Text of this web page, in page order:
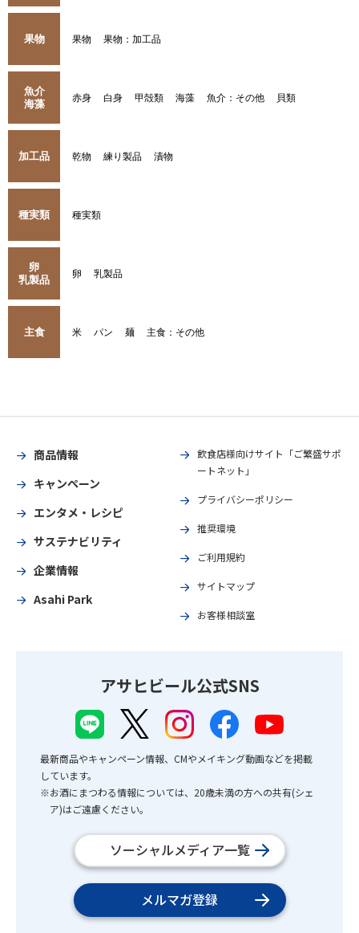
果物 果物 果物：加工品
魚介
海藻
赤身 白身 甲殻類 海藻 魚介：その他 貝類
加工品 乾物 練り製品 漬物
種実類 種実類
卵
乳製品
卵 乳製品
主食 米 パン 麺 主食：その他
商品情報
キャンペーン
エンタメ・レシピ
サステナビリティ
企業情報
Asahi Park
飲食店様向けサイト「ご繁盛サポ
ートネット」
プライバシーポリシー
推奨環境
ご利用規約
サイトマップ
お客様相談室
アサヒビール公式SNS
最新商品やキャンペーン情報、CMやメイキング動画などを掲載
しています。
※お酒にまつわる情報については、20歳未満の方への共有(シェ
ア)はご遠慮ください。
ソーシャルメディア一覧
メルマガ登録